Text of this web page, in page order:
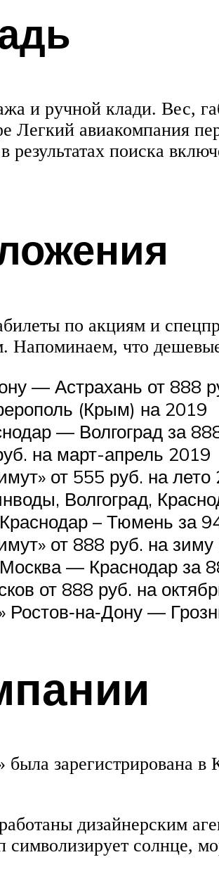
и ручной клади. Вес,
Легкий авиакомпания
поиска
по акциям и
что
— Астрахань от 888
(Крым) на 2019
— Волгоград за
на март-апрель 2019
от 555 руб. на лето
Волгоград,
– Тюмень за
от 888 руб. на
— Краснодар за
от 888 руб. на
—
зарегистрирована в
дизайнерским
символизирует солнце,